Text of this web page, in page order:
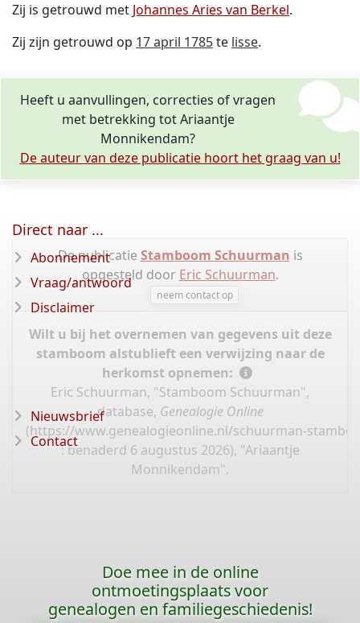
Zij is getrouwd met Johannes Aries van Berkel.
Zij zijn getrouwd op 17 april 1785te lisse.
Heeft u aanvullingen, correcties of vragen
met betrekking tot Ariaantje
Monnikendam?
De auteur van deze publicatie hoort het graag van u!
De publicatie Stamboom Schuurman is
opgesteld door Eric Schuurman.
neem contact op
Wilt u bij het overnemen van gegevens uit deze
stamboom alstublieft een verwijzing naar de
herkomst opnemen:
Eric Schuurman, "Stamboom Schuurman",
database, Genealogie Online
(https://www.genealogieonline.nl/schuurman-
: benaderd 6 augustus 2026), "Ariaantje
Monnikendam".
Direct naar ...
Abonnement
Vraag/antwoord
Disclaimer
Nieuwsbrief
Contact
Doe mee in de online
ontmoetingsplaats voor
genealogen en familiegeschiedenis!